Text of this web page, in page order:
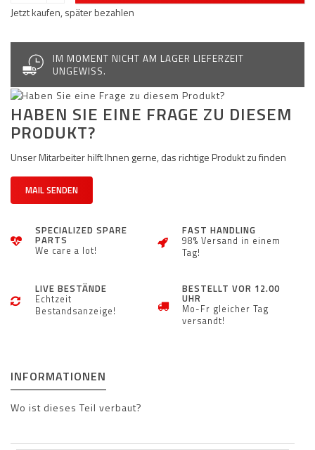
Jetzt kaufen, später bezahlen
IM MOMENT NICHT AM LAGER LIEFERZEIT
UNGEWISS.
HABEN SIE EINE FRAGE ZU DIESEM
PRODUKT?
Unser Mitarbeiter hilft Ihnen gerne, das richtige Produkt zu finden
MAIL SENDEN
SPECIALIZED SPARE
PARTS
We care a lot!
FAST HANDLING
98% Versand in einem
Tag!
LIVE BESTÄNDE
Echtzeit
Bestandsanzeige!
BESTELLT VOR 12.00
UHR
Mo-Fr gleicher Tag
versandt!
INFORMATIONEN
Wo ist dieses Teil verbaut?